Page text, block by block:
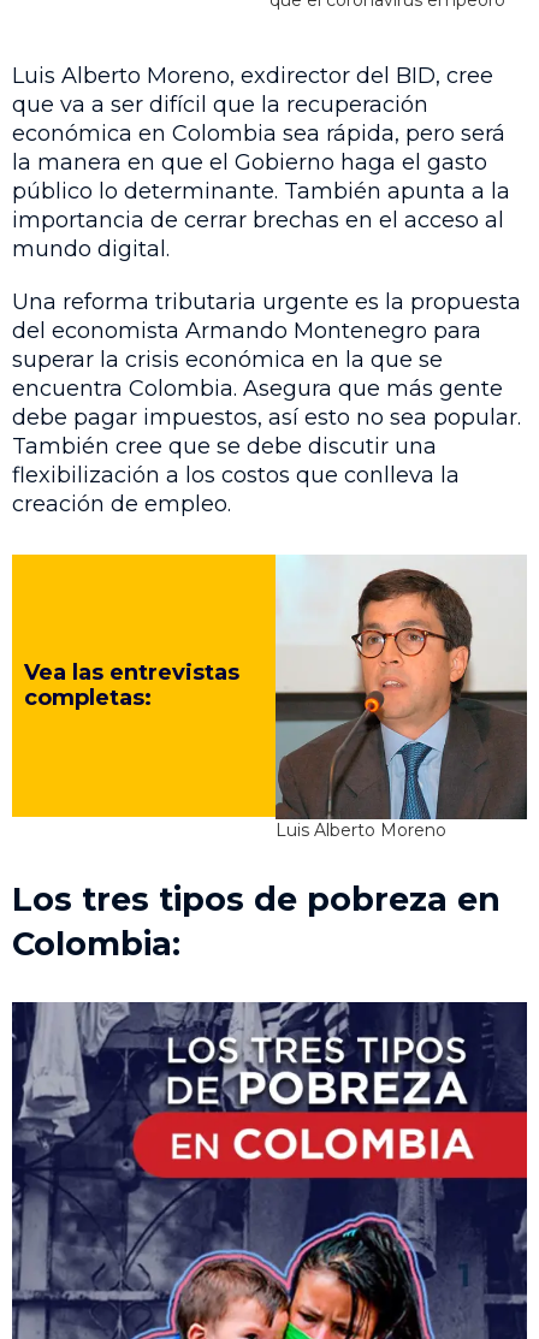
Luis Alberto Moreno, exdirector del BID, cree
que va a ser difícil que la recuperación
económica en Colombia sea rápida, pero será
la manera en que el Gobierno haga el gasto
público lo determinante. También apunta a la
importancia de cerrar brechas en el acceso al
mundo digital.
Una reforma tributaria urgente es la propuesta
del economista Armando Montenegro para
superar la crisis económica en la que se
encuentra Colombia. Asegura que más gente
debe pagar impuestos, así esto no sea popular.
También cree que se debe discutir una
flexibilización a los costos que conlleva la
creación de empleo.
Vea las entrevistas
completas:
Luis Alberto Moreno
Los tres tipos de pobreza en
Colombia: